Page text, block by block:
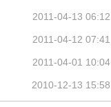
2011-04-13 06:12
2011-04-12 07:41
2011-04-01 10:04
2010-12-13 15:58